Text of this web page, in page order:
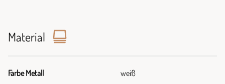
Material
Farbe Metall weiß